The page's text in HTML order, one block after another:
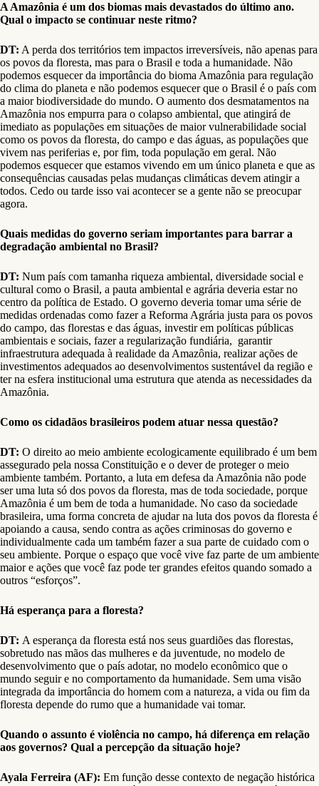
A Amazônia é um dos biomas mais devastados do último ano.
Qual o impacto se continuar neste ritmo?
DT: A perda dos territórios tem impactos irreversíveis, não apenas para
os povos da floresta, mas para o Brasil e toda a humanidade. Não
podemos esquecer da importância do bioma Amazônia para regulação
do clima do planeta e não podemos esquecer que o Brasil é o país com
a maior biodiversidade do mundo. O aumento dos desmatamentos na
Amazônia nos empurra para o colapso ambiental, que atingirá de
imediato as populações em situações de maior vulnerabilidade social
como os povos da floresta, do campo e das águas, as populações que
vivem nas periferias e, por fim, toda população em geral. Não
podemos esquecer que estamos vivendo em um único planeta e que as
consequências causadas pelas mudanças climáticas devem atingir a
todos. Cedo ou tarde isso vai acontecer se a gente não se preocupar
agora.
Quais medidas do governo seriam importantes para barrar a
degradação ambiental no Brasil?
DT: Num país com tamanha riqueza ambiental, diversidade social e
cultural como o Brasil, a pauta ambiental e agrária deveria estar no
centro da política de Estado. O governo deveria tomar uma série de
medidas ordenadas como fazer a Reforma Agrária justa para os povos
do campo, das florestas e das águas, investir em políticas públicas
ambientais e sociais, fazer a regularização fundiária, garantir
infraestrutura adequada à realidade da Amazônia, realizar ações de
investimentos adequados ao desenvolvimentos sustentável da região e
ter na esfera institucional uma estrutura que atenda as necessidades da
Amazônia.
Como os cidadãos brasileiros podem atuar nessa questão?
DT: O direito ao meio ambiente ecologicamente equilibrado é um bem
assegurado pela nossa Constituição e o dever de proteger o meio
ambiente também. Portanto, a luta em defesa da Amazônia não pode
ser uma luta só dos povos da floresta, mas de toda sociedade, porque
Amazônia é um bem de toda a humanidade. No caso da sociedade
brasileira, uma forma concreta de ajudar na luta dos povos da floresta é
apoiando a causa, sendo contra as ações criminosas do governo e
individualmente cada um também fazer a sua parte de cuidado com o
seu ambiente. Porque o espaço que você vive faz parte de um ambiente
maior e ações que você faz pode ter grandes efeitos quando somado a
outros “esforços”.
Há esperança para a floresta?
DT: A esperança da floresta está nos seus guardiões das florestas,
sobretudo nas mãos das mulheres e da juventude, no modelo de
desenvolvimento que o país adotar, no modelo econômico que o
mundo seguir e no comportamento da humanidade. Sem uma visão
integrada da importância do homem com a natureza, a vida ou fim da
floresta depende do rumo que a humanidade vai tomar.
Quando o assunto é violência no campo, há diferença em relação
aos governos? Qual a percepção da situação hoje?
Ayala Ferreira (AF): Em função desse contexto de negação histórica